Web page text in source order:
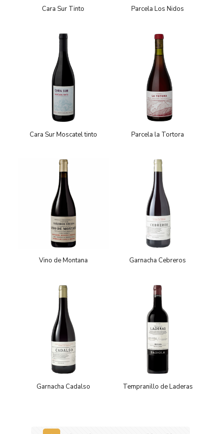
Cara Sur Tinto Parcela Los Nidos
Cara Sur Moscatel tinto Parcela la Tortora
Vino de Montana Garnacha Cebreros
Garnacha Cadalso Tempranillo de Laderas